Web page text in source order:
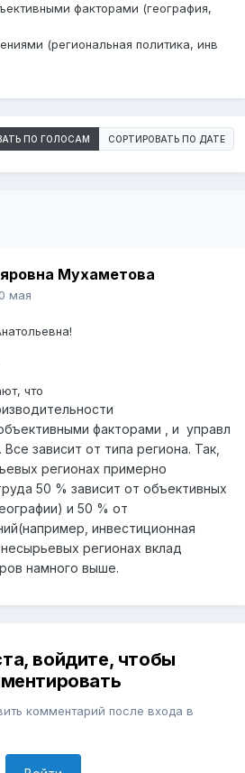
факторами (география,
(региональная политика, инв
ПО ГОЛОСАМ СОРТИРОВАТЬ ПО ДАТЕ
Мухаметова
мая
что
факторами и управл
зависит от типа региона. Так,
регионах примерно
50 % зависит от объективных
и 50 % от
инвестиционная
регионах вклад
намного выше.
войдите, чтобы
комментарий после входа в